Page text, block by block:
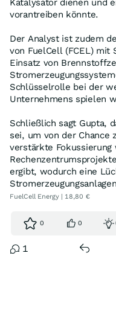
Katalysator dienen und
vorantreiben könnte.
Der Analyst ist zudem
von FuelCell (FCEL) mit
Einsatz von
Schlüsselrolle bei der
Unternehmens spielen
Schließlich sagt Gupta,
sei, um von der Chance
verstärkte Fokussierung
ergibt, wodurch eine
FuelCell Energy | 18,80 €
0 0
1